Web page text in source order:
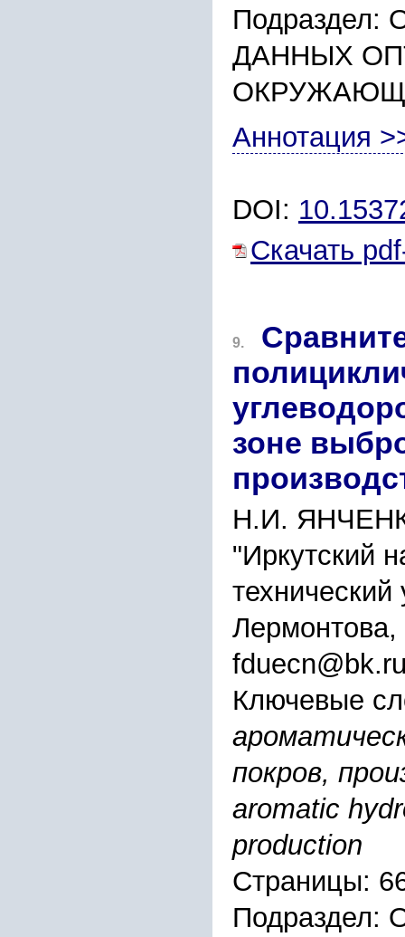
ДАННЫХ
Аннотация
DOI:
Скачать
9.
зоне
Н.И.
"Иркутский
технический
Лермонтова,
Ключевые
покров,
aromatic
production
Страницы: